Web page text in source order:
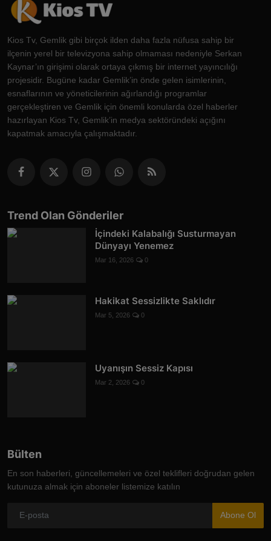
Kios Tv, Gemlik gibi birçok ilden daha fazla nüfusa sahip bir
ilçenin yerel bir televizyona sahip olmaması nedeniyle Serkan
Kaynar’ın girişimi olarak ortaya çıkmış bir internet yayıncılığı
projesidir. Bugüne kadar Gemlik’in önde gelen isimlerinin,
esnaflarının ve yöneticilerinin ağırlandığı programlar
gerçekleştiren ve Gemlik için önemli konularda özel haberler
hazırlayan Kios Tv, Gemlik’in medya sektöründeki açığını
kapatmak amacıyla çalışmaktadır.
Trend Olan Gönderiler
İçindeki Kalabalığı Susturmayan
Dünyayı Yenemez
Mar 16, 2026 0
Hakikat Sessizlikte Saklıdır
Mar 5, 2026 0
Uyanışın Sessiz Kapısı
Mar 2, 2026 0
Bülten
En son haberleri, güncellemeleri ve özel teklifleri doğrudan gelen
kutunuza almak için aboneler listemize katılın
Abone Ol